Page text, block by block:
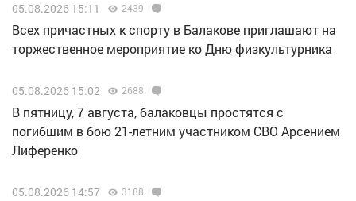
05.08.2026 15:11 2439
Всех причастных к спорту в Балакове приглашают на
торжественное мероприятие ко Дню физкультурника
05.08.2026 15:02 2688
В пятницу, 7 августа, балаковцы простятся с
погибшим в бою 21-летним участником СВО Арсением
Лиференко
05.08.2026 14:57 3188